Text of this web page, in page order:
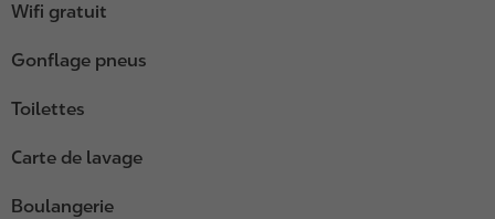
Wifi gratuit
Gonflage pneus
Toilettes
Carte de lavage
Boulangerie